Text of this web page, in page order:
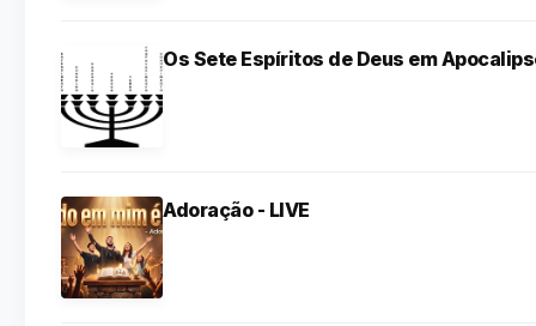
Os Sete Espíritos de Deus em
Adoração - LIVE